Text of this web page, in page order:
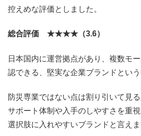
控えめな評価としました。
総合評価 ★★★★（3.6）
日本国内に運営拠点があり、複数モ
認できる、堅実な企業ブランドという
防災専業ではない点は割り引いて見
サポート体制や入手のしやすさを重視
選択肢に入れやすいブランドと言えま